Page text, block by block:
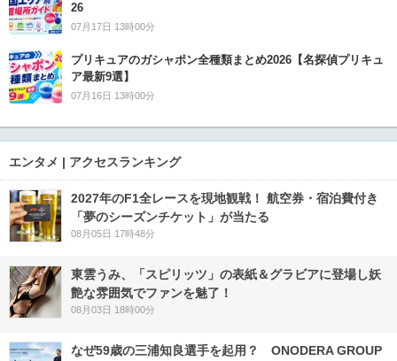
26
07月17日 13時00分
プリキュアのガシャポン全種類まとめ2026【名探偵プリキュ
ア最新9選】
07月16日 13時00分
エンタメ | アクセスランキング
2027年のF1全レースを現地観戦！ 航空券・宿泊費付き
「夢のシーズンチケット」が当たる
08月05日 17時48分
東雲うみ、「スピリッツ」の表紙＆グラビアに登場し妖
艶な雰囲気でファンを魅了！
08月03日 18時00分
なぜ59歳の三浦知良選手を起用？ ONODERA GROUP